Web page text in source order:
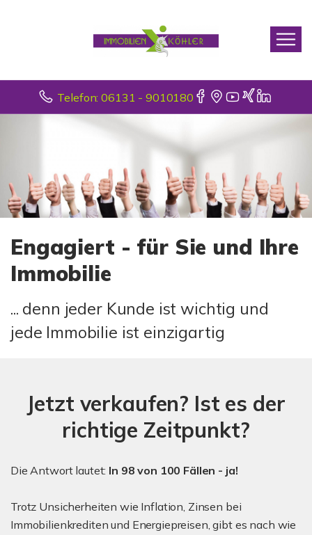
Telefon: 06131 - 9010180
Engagiert - für Sie und Ihre
Immobilie
... denn jeder Kunde ist wichtig und
jede Immobilie ist einzigartig
Jetzt verkaufen? Ist es der
richtige Zeitpunkt?
Die Antwort lautet: In 98 von 100 Fällen - ja!
Trotz Unsicherheiten wie Inflation, Zinsen bei
Immobilienkrediten und Energiepreisen, gibt es nach wie